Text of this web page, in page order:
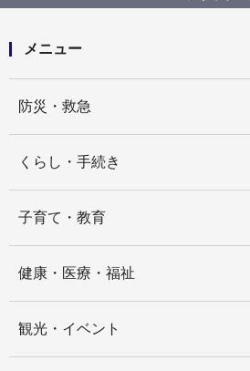
て、イベント企画を募集します
メニュー
防災・救急
くらし・手続き
子育て・教育
健康・医療・福祉
観光・イベント